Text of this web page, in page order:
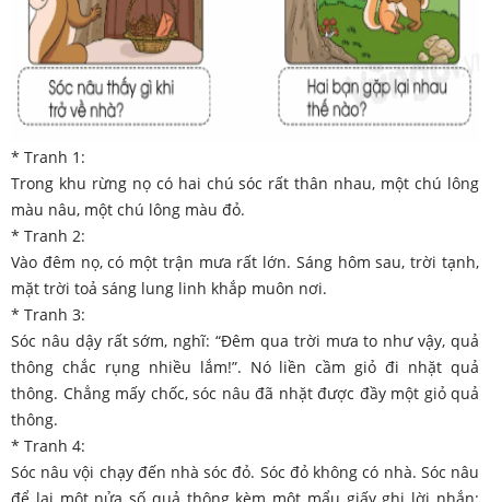
* Tranh 1:
Trong khu rừng nọ có hai chú sóc rất thân nhau, một chú lông
màu nâu, một chú lông màu đỏ.
* Tranh 2:
Vào đêm nọ, có một trận mưa rất lớn. Sáng hôm sau, trời tạnh,
mặt trời toả sáng lung linh khắp muôn nơi.
* Tranh 3:
Sóc nâu dậy rất sớm, nghĩ: “Đêm qua trời mưa to như vậy, quả
thông chắc rụng nhiều lắm!”. Nó liền cầm giỏ đi nhặt quả
thông. Chẳng mấy chốc, sóc nâu đã nhặt được đầy một giỏ quả
thông.
* Tranh 4:
Sóc nâu vội chạy đến nhà sóc đỏ. Sóc đỏ không có nhà. Sóc nâu